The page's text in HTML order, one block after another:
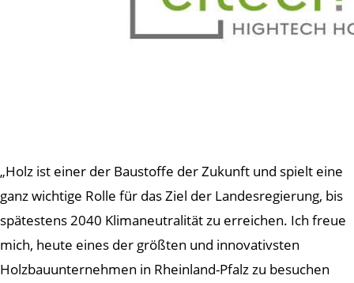
„Holz ist einer der Baustoffe der Zukunft und spielt eine
ganz wichtige Rolle für das Ziel der Landesregierung, bis
spätestens 2040 Klimaneutralität zu erreichen. Ich freue
mich, heute eines der größten und innovativsten
Holzbauunternehmen in Rheinland-Pfalz zu besuchen